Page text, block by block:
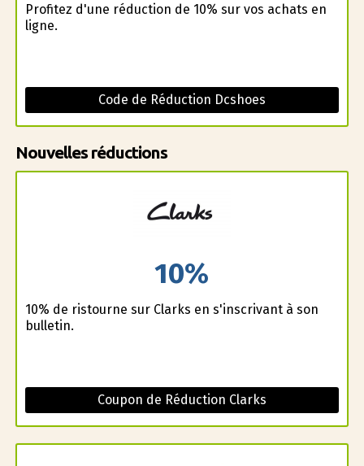
Profitez d'une réduction de 10% sur vos achats en
ligne.
Code de Réduction Dcshoes
Nouvelles réductions
10%
10% de ristourne sur Clarks en s'inscrivant à son
bulletin.
Coupon de Réduction Clarks